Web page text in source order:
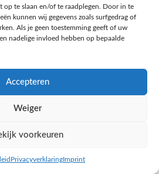
op te slaan en/of te raadplegen. Door in te
kunnen wij gegevens zoals surfgedrag of
Als je geen toestemming geeft of uw
nadelige invloed hebben op bepaalde
Accepteren
Weiger
voorkeuren
PrivacyverklaringImprint
Red Bull Energy drink suikervrij 6-
Frisdrank, sappen, koffie, thee
NAAR AH